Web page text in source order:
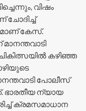
വിഷം
ചോദിച്ച്
കേസ്.
മാനന്തവാടി
കഴിഞ്ഞ
പോലീസ്
ഭാരതീയ ന്യായ
ക്രമസമാധാന